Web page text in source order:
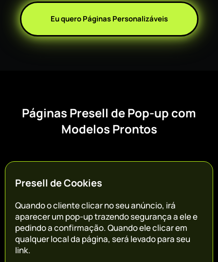
Eu quero Páginas Personalizáveis
Páginas Presell de Pop-up com
Modelos Prontos
Presell de Cookies
Quando o cliente clicar no seu anúncio, irá
aparecer um pop-up trazendo segurança a ele e
pedindo a confirmação. Quando ele clicar em
qualquer local da página, será levado para seu
link.